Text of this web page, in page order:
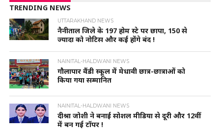
TRENDING NEWS
UTTARAKHAND NEWS
नैनीताल जिले के 197 होम स्टे पर छापा, 150 से
ज्यादा को नोटिस और कई होंगे बंद !
NAINITAL-HALDWANI NEWS
गौलापार वैंडी स्कूल में मेधावी छात्र-छात्राओं को
किया गया सम्मानित
NAINITAL-HALDWANI NEWS
दीश्रा जोशी ने बनाई सोशल मीडिया से दूरी और 12वीं
में बन गई टॉपर !